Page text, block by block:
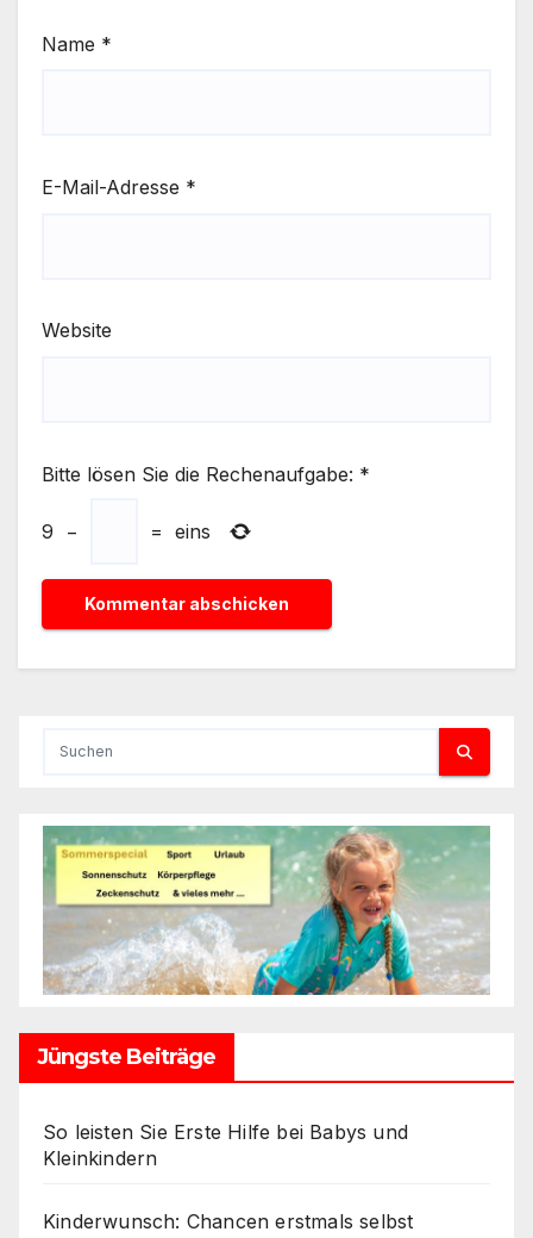
Name *
E-Mail-Adresse *
Website
Bitte lösen Sie die Rechenaufgabe: *
9 − = eins
Jüngste Beiträge
So leisten Sie Erste Hilfe bei Babys und
Kleinkindern
Kinderwunsch: Chancen erstmals selbst